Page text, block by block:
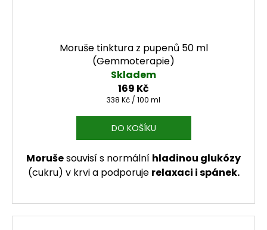
Moruše tinktura z pupenů 50 ml
(Gemmoterapie)
Skladem
169 Kč
Měrná cena:
338 Kč / 100 ml
DO KOŠÍKU
Morušesouvisí s normální hladinou glukózy
(cukru) v krvi a podporuje relaxaci i spánek.